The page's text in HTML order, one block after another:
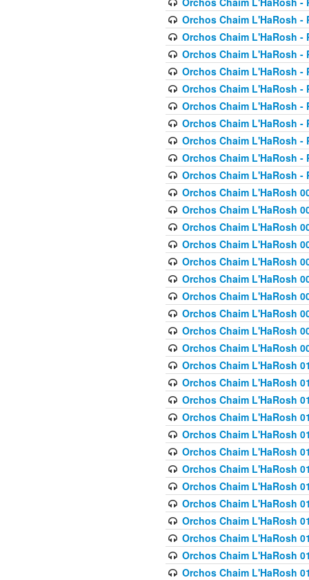
Orchos Chaim L'HaRosh -
Orchos Chaim L'HaRosh -
Orchos Chaim L'HaRosh -
Orchos Chaim L'HaRosh -
Orchos Chaim L'HaRosh -
Orchos Chaim L'HaRosh -
Orchos Chaim L'HaRosh -
Orchos Chaim L'HaRosh -
Orchos Chaim L'HaRosh -
Orchos Chaim L'HaRosh -
Orchos Chaim L'HaRosh
Orchos Chaim L'HaRosh
Orchos Chaim L'HaRosh
Orchos Chaim L'HaRosh
Orchos Chaim L'HaRosh
Orchos Chaim L'HaRosh
Orchos Chaim L'HaRosh
Orchos Chaim L'HaRosh
Orchos Chaim L'HaRosh
Orchos Chaim L'HaRosh
Orchos Chaim L'HaRosh
Orchos Chaim L'HaRosh
Orchos Chaim L'HaRosh
Orchos Chaim L'HaRosh
Orchos Chaim L'HaRosh
Orchos Chaim L'HaRosh
Orchos Chaim L'HaRosh
Orchos Chaim L'HaRosh
Orchos Chaim L'HaRosh
Orchos Chaim L'HaRosh
Orchos Chaim L'HaRosh
Orchos Chaim L'HaRosh
Orchos Chaim L'HaRosh